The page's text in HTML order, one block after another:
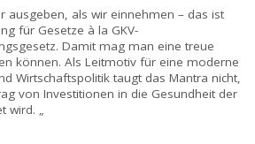
ausgeben, als wir einnehmen – das ist
für Gesetze à la GKV-
Damit mag man eine treue
können. Als Leitmotiv für eine moderne
Wirtschaftspolitik taugt das Mantra nicht,
von Investitionen in die Gesundheit der
„